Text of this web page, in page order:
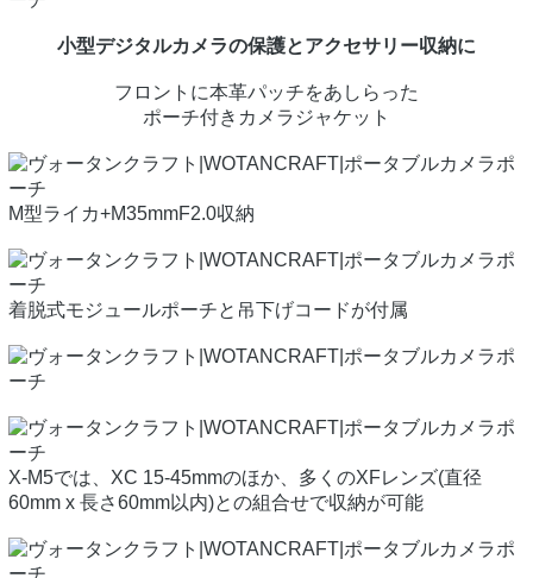
小型デジタルカメラの保護とアクセサリー収納に
フロントに本革パッチをあしらった
ポーチ付きカメラジャケット
M型ライカ+M35mmF2.0収納
着脱式モジュールポーチと吊下げコードが付属
X-M5では、XC 15-45mmのほか、多くのXFレンズ(直径
60mm x 長さ60mm以内)との組合せで収納が可能